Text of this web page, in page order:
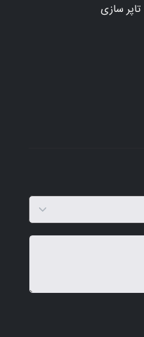
تاپر سازی